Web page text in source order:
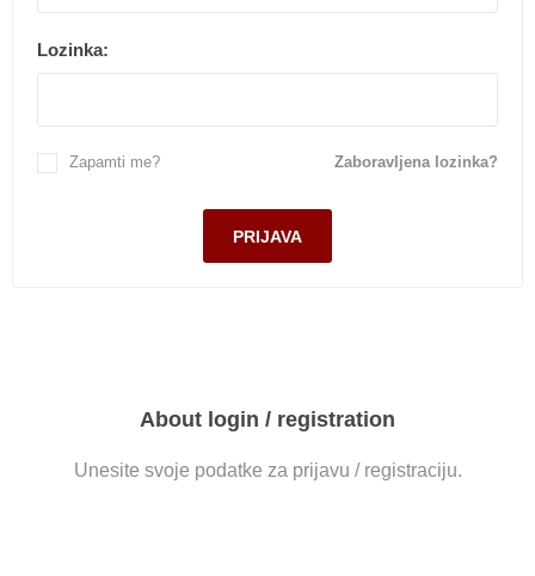
Lozinka:
Zaboravljena lozinka?
Zapamti me?
About login / registration
Unesite svoje podatke za prijavu / registraciju.